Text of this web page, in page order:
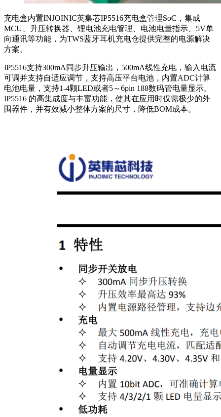
充电盒内置INJOINIC英集芯IP5516充电盒管理SoC，集成
MCU、升压转换器、锂电池充电管理、电池电量指示、5V单
向通讯等功能，为TWS蓝牙耳机充电仓提供完整的电源解决
方案。
IP5516支持300mA同步升压输出，500mA线性充电，输入电流
可调并支持自适应调节，支持高压平台电池，内置ADC计算
电池电量，支持1-4颗LED或者5～6pin 188数码管电量显示。
IP5516 的高集成度与丰富功能，使其在应用时仅需极少的外
围器件，并有效减小整体方案的尺寸，降低BOM成本。